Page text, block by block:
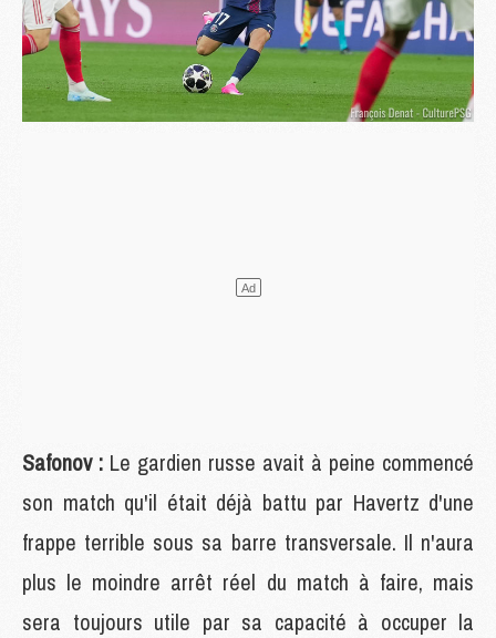
Safonov : Le gardien russe avait à peine commencé
son match qu'il était déjà battu par Havertz d'une
frappe terrible sous sa barre transversale. Il n'aura
plus le moindre arrêt réel du match à faire, mais
sera toujours utile par sa capacité à occuper la